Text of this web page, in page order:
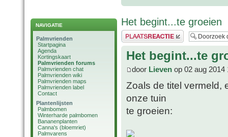
NAVIGATIE
Palmvrienden
Startpagina
Agenda
Kortingskaart
Palmvrienden forums
Palmvrienden chat
Palmvrienden wiki
Palmvrienden maps
Palmvrienden label
Contact
Plantenlijsten
Palmbomen
Winterharde palmbomen
Bananenplanten
Canna's (bloemriet)
Palmvarens
Het begint...te groeien
Plaats een reactie
Het begint...te
door Lieven op 02 aug 2014
Zoals de titel vermeld,
onze tuin
te groeien: